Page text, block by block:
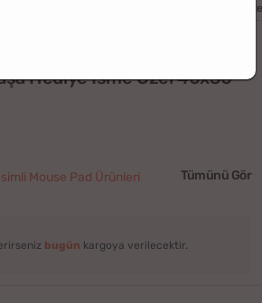
Kişiye
Hediye İsme Özel 40x30
Mouse Pad Ürünleri Tümünü Gör
bugün kargoya verilecektir.